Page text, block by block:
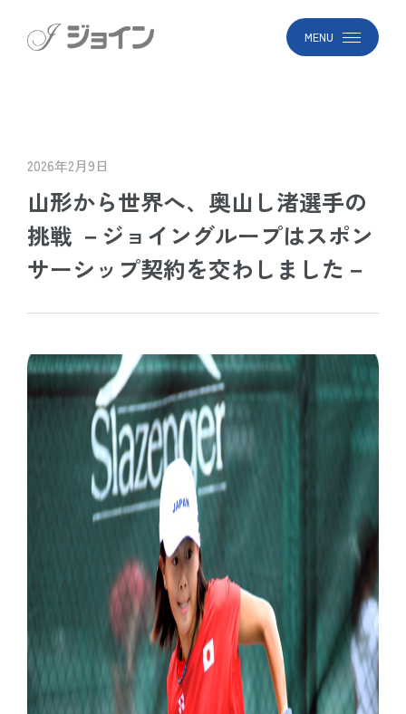
MENU
2026年2月9日
山形から世界へ、奥山し渚選手の
挑戦 －ジョイングループはスポン
サーシップ契約を交わしました－